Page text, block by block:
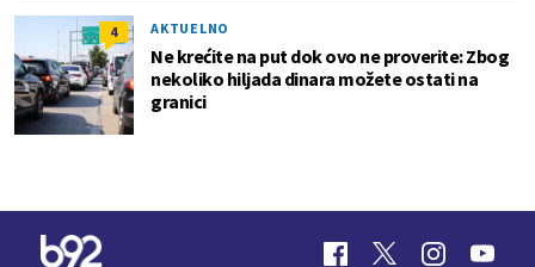
4 AKTUELNO
Ne krećite na put dok ovo ne proverite: Zbog
nekoliko hiljada dinara možete ostati na
granici